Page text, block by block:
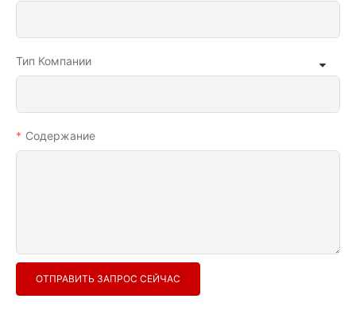
Тип Компании
Содержание
ОТПРАВИТЬ ЗАПРОС СЕЙЧАС